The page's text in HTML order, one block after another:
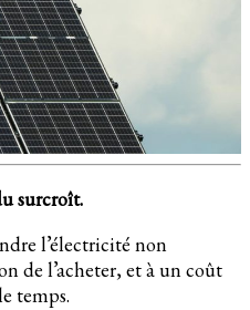
surcroît.
l’électricité non
de l’acheter, et à un coût
temps.